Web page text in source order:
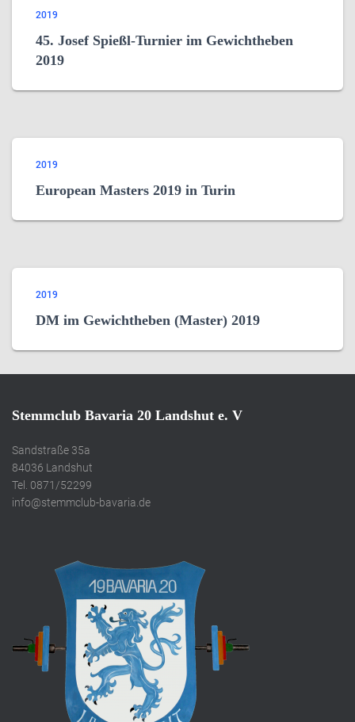
2019
45. Josef Spießl-Turnier im Gewichtheben
2019
2019
European Masters 2019 in Turin
2019
DM im Gewichtheben (Master) 2019
Stemmclub Bavaria 20 Landshut e. V
Sandstraße 35a
84036 Landshut
Tel. 0871/52299
info@stemmclub-bavaria.de